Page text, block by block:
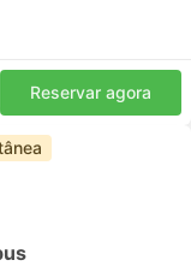
Reservar agora